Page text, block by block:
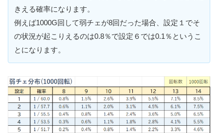
きえる確率になります。
例えば1000G回して弱チェが8回だった場合、設定１でそ
の状況が起こりえるのは0.8％で設定６では0.1％というこ
とになります。